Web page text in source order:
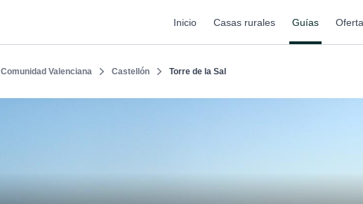
Inicio Casas rurales Guías
Comunidad Valenciana Castellón Torre de la Sal